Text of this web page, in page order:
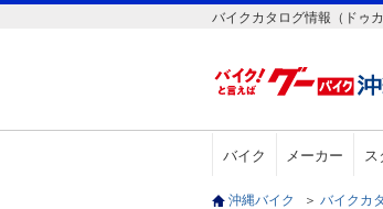
バイクカタログ情報（ドゥ
バイク メーカー ス
沖縄バイク ＞ バイクカ